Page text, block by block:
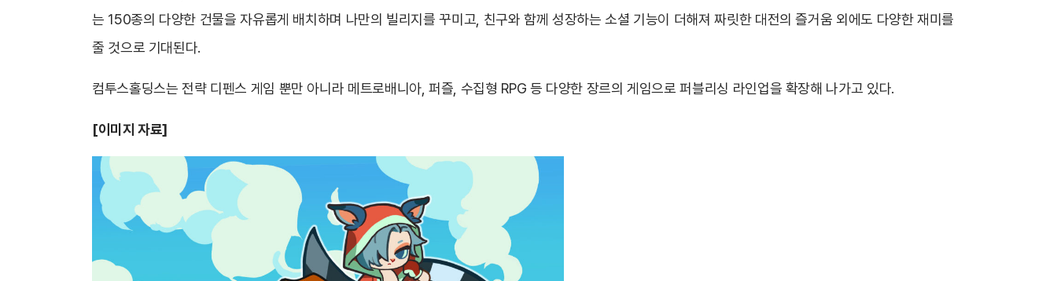
는 150종의 다양한 건물을 자유롭게 배치하며 나만의 빌리지를 꾸미고, 친구와 함께 성장하는 소셜 기능이 더해져 짜릿한 대전의 즐거움 외에도 다양한 재미를
줄 것으로 기대된다.
컴투스홀딩스는 전략 디펜스 게임 뿐만 아니라 메트로배니아, 퍼즐, 수집형 RPG 등 다양한 장르의 게임으로 퍼블리싱 라인업을 확장해 나가고 있다.
[이미지 자료]